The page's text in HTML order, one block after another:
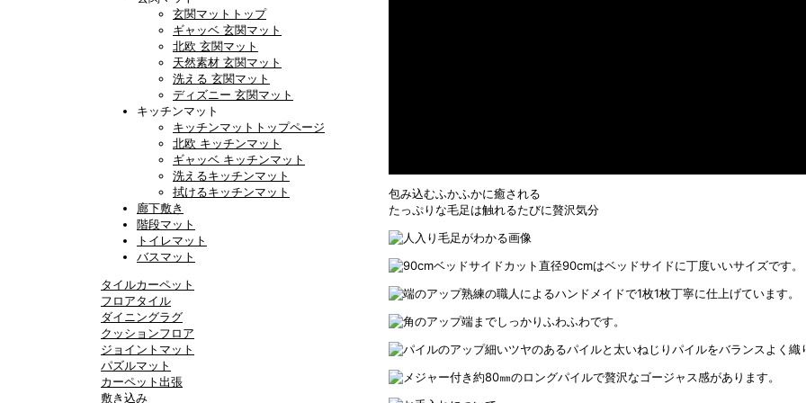
玄関マットトップ
ギャッベ 玄関マット
北欧 玄関マット
天然素材 玄関マット
洗える 玄関マット
ディズニー 玄関マット
キッチンマット
キッチンマットトップページ
北欧 キッチンマット
ギャッベ キッチンマット
洗えるキッチンマット
拭けるキッチンマット
廊下敷き
階段マット
トイレマット
バスマット
タイルカーペット
フロアタイル
ダイニングラグ
クッションフロア
ジョイントマット
パズルマット
カーペット出張
敷き込み
包み込むふかふかに癒される
たっぷりな毛足は触れるたびに贅沢気分
直径90cmはベッドサイドに丁度いいサイズです。
熟練の職人によるハンドメイドで1枚1枚丁寧に仕上げています。
端までしっかりふわふわです。
細いツヤのあるパイルと太いねじりパイルをバランスよく織
約80㎜のロングパイルで贅沢なゴージャス感があります。